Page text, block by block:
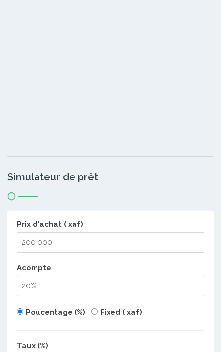
Simulateur de prêt
Prix d'achat ( xaf)
Acompte
Poucentage (%) Fixed ( xaf)
Taux (%)